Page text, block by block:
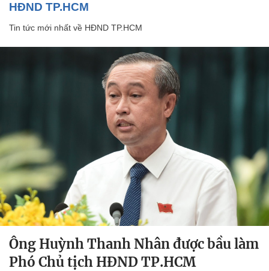
HĐND TP.HCM
Tin tức mới nhất về HĐND TP.HCM
Ông Huỳnh Thanh Nhân được bầu làm
Phó Chủ tịch HĐND TP.HCM